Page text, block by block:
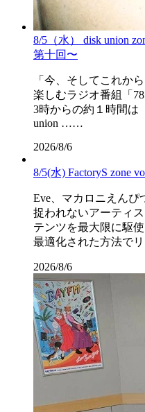
8/5（水） disk union
第十回〜
「今、そしてこれか
楽しむラジオ番組「
3時からの約１時間は
union ……
2026/8/6
8/5(水) FactoryS zone
Eve、マカロニえんぴ
捉われないアーティ
テンツを最大限に駆
最適化された方法で
2026/8/6